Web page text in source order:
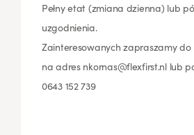
Pełny etat (zmiana dzienna) lub
uzgodnienia.
Zainteresowanych zapraszamy do
na adres nkornas@flexfirst.nl lub
0643 152 739